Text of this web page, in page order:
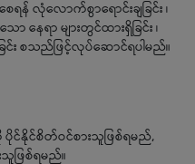
န် လုံလောက်စွာရောင်းချခြင်း ၊
ာ နေရာ များတွင်ထားရှိခြင်း ၊
ြင်း စသည်ဖြင့်လုပ်ဆောင်ရပါမည်။
ပိုင်နိုင်စိတ်ဝင်စားသူဖြစ်ရမည်,
သူဖြစ်ရမည်။